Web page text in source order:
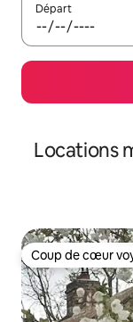
Départ
Locations
Coup de cœur
Coup de cœur